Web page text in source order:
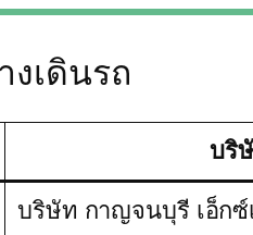
งเดินรถ
บริ
บริษัท กาญจนบุรี เอ็กซ์